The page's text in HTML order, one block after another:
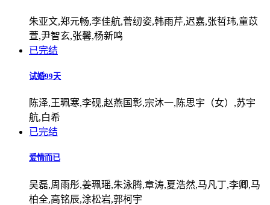
朱亚文,郑元畅,李佳航,菅纫姿,韩雨芹,迟嘉,张哲玮,童苡
萱,尹智玄,张馨,杨新鸣
已完结
试婚99天
陈泽,王珮寒,李砚,赵燕国彰,宗沐一,陈思宇（女）,苏宇
航,白希
已完结
爱情而已
吴磊,周雨彤,姜珮瑶,朱泳腾,章涛,夏浩然,马凡丁,李卿,马
柏全,高铭辰,涂松岩,郭柯宇